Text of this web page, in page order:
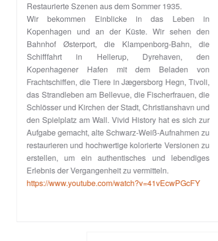
Restaurierte Szenen aus dem Sommer 1935.
Wir bekommen Einblicke in das Leben in
Kopenhagen und an der Küste. Wir sehen den
Bahnhof Østerport, die Klampenborg-Bahn, die
Schifffahrt in Hellerup, Dyrehaven, den
Kopenhagener Hafen mit dem Beladen von
Frachtschiffen, die Tiere in Jægersborg Hegn, Tivoli,
das Strandleben am Bellevue, die Fischerfrauen, die
Schlösser und Kirchen der Stadt, Christianshavn und
den Spielplatz am Wall. Vivid History hat es sich zur
Aufgabe gemacht, alte Schwarz-Weiß-Aufnahmen zu
restaurieren und hochwertige kolorierte Versionen zu
erstellen, um ein authentisches und lebendiges
Erlebnis der Vergangenheit zu vermitteln.
https://www.youtube.com/watch?v=41vEcwPGcFY